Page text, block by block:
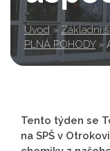
Úvod » Základní
PLNÁ POHODY »
Tento týden se
na SPŠ v